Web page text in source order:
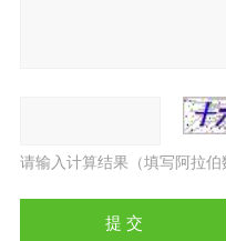
请输入计算结果（填写阿拉